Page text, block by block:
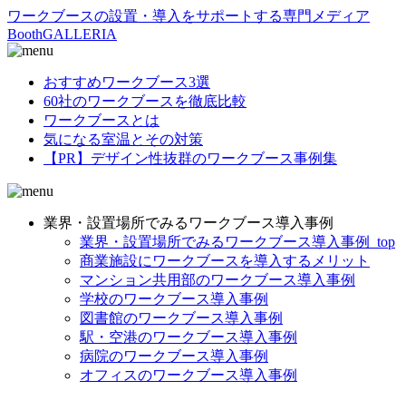
ワークブースの設置・導入をサポートする専門メディア
BoothGALLERIA
おすすめワークブース3選
60社のワークブースを徹底比較
ワークブースとは
気になる室温とその対策
【PR】デザイン性抜群のワークブース事例集
業界・設置場所でみるワークブース導入事例
業界・設置場所でみるワークブース導入事例_top
商業施設にワークブースを導入するメリット
マンション共用部のワークブース導入事例
学校のワークブース導入事例
図書館のワークブース導入事例
駅・空港のワークブース導入事例
病院のワークブース導入事例
オフィスのワークブース導入事例